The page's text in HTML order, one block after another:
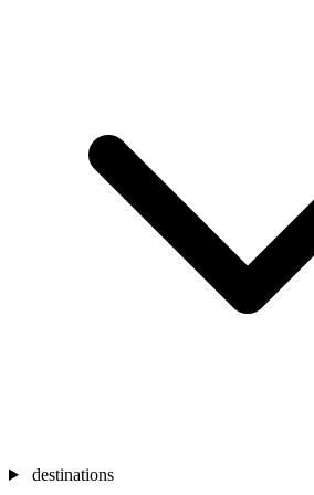
destinations